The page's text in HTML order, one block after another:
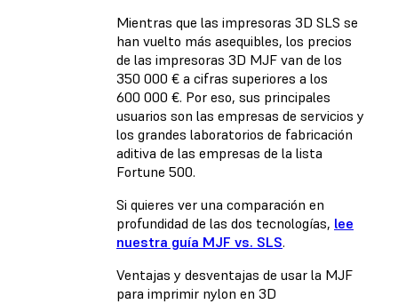
Mientras que las impresoras 3D SLS se
han vuelto más asequibles, los precios
de las impresoras 3D MJF van de los
350 000 € a cifras superiores a los
600 000 €. Por eso, sus principales
usuarios son las empresas de servicios y
los grandes laboratorios de fabricación
aditiva de las empresas de la lista
Fortune 500.
Si quieres ver una comparación en
profundidad de las dos tecnologías, lee
nuestra guía MJF vs. SLS.
Ventajas y desventajas de usar la MJF
para imprimir nylon en 3D